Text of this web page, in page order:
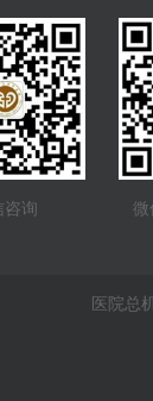
询 微
医院总